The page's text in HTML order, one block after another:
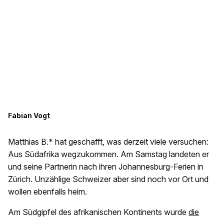
Fabian Vogt
Matthias B.* hat geschafft, was derzeit viele versuchen:
Aus Südafrika wegzukommen. Am Samstag landeten er
und seine Partnerin nach ihren Johannesburg-Ferien in
Zürich. Unzählige Schweizer aber sind noch vor Ort und
wollen ebenfalls heim.
Am Südgipfel des afrikanischen Kontinents wurde die